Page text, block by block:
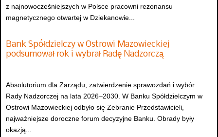
z najnowocześniejszych w Polsce pracowni rezonansu
magnetycznego otwartej w Dziekanowie...
Bank Spółdzielczy w Ostrowi Mazowieckiej
podsumował rok i wybrał Radę Nadzorczą
Absolutorium dla Zarządu, zatwierdzenie sprawozdań i wybór
Rady Nadzorczej na lata 2026–2030. W Banku Spółdzielczym w
Ostrowi Mazowieckiej odbyło się Zebranie Przedstawicieli,
najważniejsze doroczne forum decyzyjne Banku. Obrady były
okazją...